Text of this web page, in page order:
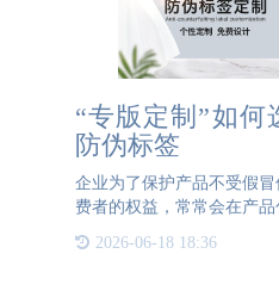
“专版定制”如何
防伪标签
企业为了保护产品不受假
费者的权益，常常会在产品
别方法和难以模仿是防伪
2026-06-18 18:36